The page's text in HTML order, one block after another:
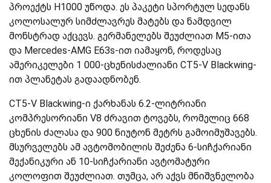
პროექტს H1000 უწოდა. ეს პაკეტი სპორტულ სედანს
კოლოსალურ სიმძლავრეს მატებს და ნამდვილ
მონსტრად აქცევს. გერმანელებს შეუძლიათ M5-ითა
და Mercedes-AMG E63s-ით იამაყონ, როდესაც
ამერიკელები 1 000-ცხენისძალიანი CT5-V Blackwing-
ით პლანეტას გადაადნობენ.
CT5-V Blackwing-ი ქარხანას 6.2-ლიტრიანი
კომპრესორიანი V8 ძრავით ტოვებს, რომელიც 668
ცხენის ძალასა და 900 ნიუტონ მეტრს გამოიმუშავებს.
მსურველებს ამ ავტომობილის შეძენა 6-სიჩქარიანი
მექანიკური ან 10-სიჩქარიანი ავტომატური
კოლოფით შეუძლიათ. თუმცა, არ აქვს მნიშვნელობა